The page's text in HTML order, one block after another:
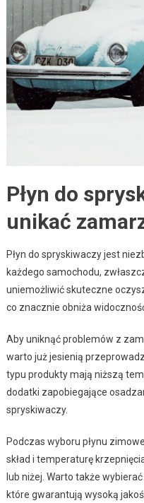
Płyn do
unikać
Płyn do spryskiwaczy jest
każdego samochodu,
uniemożliwić skuteczne
co znacznie obniża
Aby uniknąć problemów z
warto już jesienią
typu produkty mają niższą
dodatki zapobiegające
spryskiwaczy.
Podczas wyboru płynu
skład i temperaturę
lub niżej. Warto także
które gwarantują wysoką